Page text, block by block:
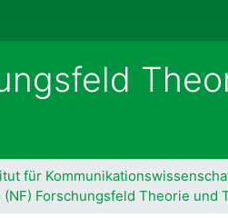
für
(NF) Forschungsfeld Theorie und